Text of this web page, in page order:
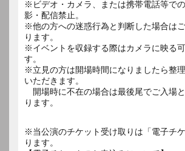
※ビデオ・カメラ、または携帯電話等で
影・配信禁止。
※他の方への迷惑行為と判断した場合は
ります。
※イベントを収録する際はカメラに映る
す。
※立見の方は開場時間になりましたら整
いただきます。
開場時に不在の場合は最後尾でご入場
ります。
※当公演のチケット受け取りは「電子チ
ります。